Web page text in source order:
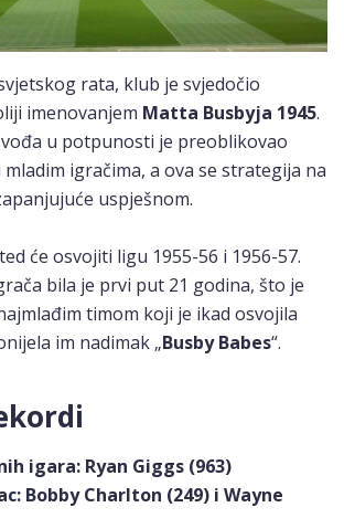
rata, klub je svjedočio
imenovanjem Matta Busbyja 1945.
u potpunosti je preoblikovao
igračima, a ova se strategija na
uspješnom.
će osvojiti ligu 1955-56 i 1956-57.
bila je prvi put 21 godina, što je
timom koji je ikad osvojila
im nadimak „Busby Babes“.
igara: Ryan Giggs (963)
Bobby Charlton (249) i Wayne